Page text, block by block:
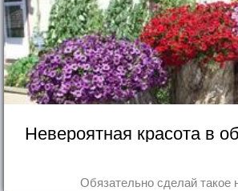
Невероятная красота в
Обязательно сделай такое